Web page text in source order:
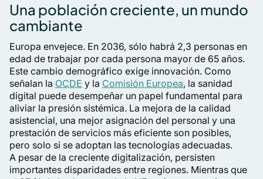
Una población creciente, un mundo
cambiante
Europa envejece. En 2036, sólo habrá 2,3 personas en
edad de trabajar por cada persona mayor de 65 años.
Este cambio demográfico exige innovación. Como
señalan la OCDE y la Comisión Europea, la sanidad
digital puede desempeñar un papel fundamental para
aliviar la presión sistémica. La mejora de la calidad
asistencial, una mejor asignación del personal y una
prestación de servicios más eficiente son posibles,
pero solo si se adoptan las tecnologías adecuadas.
A pesar de la creciente digitalización, persisten
importantes disparidades entre regiones. Mientras que